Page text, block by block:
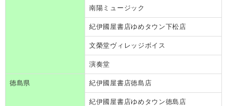
南陽ミュージック
紀伊國屋書店ゆめタウン下松店
文榮堂ヴィレッジボイス
演奏堂
徳島県 紀伊國屋書店徳島店
紀伊國屋書店ゆめタウン徳島店